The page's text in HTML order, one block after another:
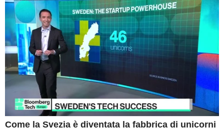
Come la Svezia è diventata la fabbrica di unicorni